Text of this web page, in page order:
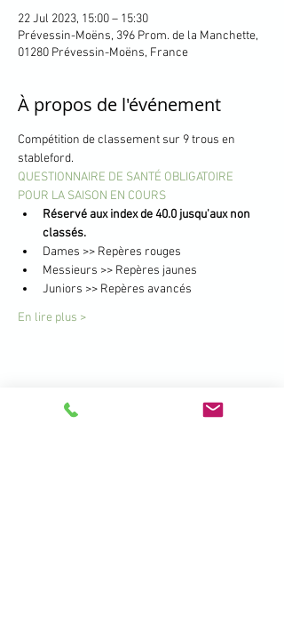
22 Jul 2023, 15:00 – 15:30
Prévessin-Moëns, 396 Prom. de la Manchette,
01280 Prévessin-Moëns, France
À propos de l'événement
Compétition de classement sur 9 trous en
stableford.
QUESTIONNAIRE DE SANTÉ OBLIGATOIRE
POUR LA SAISON EN COURS
Réservé aux index de 40.0 jusqu'aux non
classés.
Dames >> Repères rouges
Messieurs >> Repères jaunes
Juniors >> Repères avancés
En lire plus >
Partager cet événement